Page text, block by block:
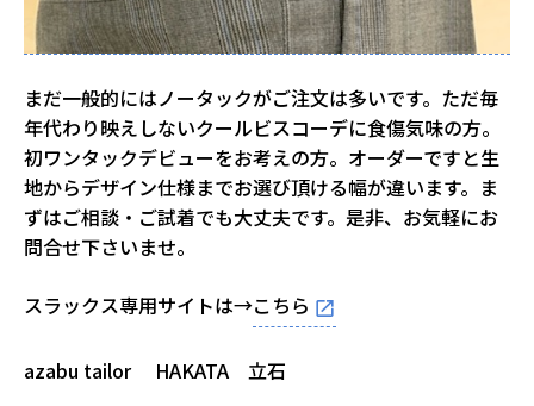
まだ一般的にはノータックがご注文は多いです。ただ毎
年代わり映えしないクールビスコーデに食傷気味の方。
初ワンタックデビューをお考えの方。オーダーですと生
地からデザイン仕様までお選び頂ける幅が違います。ま
ずはご相談・ご試着でも大丈夫です。是非、お気軽にお
問合せ下さいませ。
スラックス専用サイトは→こちら
azabu tailor HAKATA 立石